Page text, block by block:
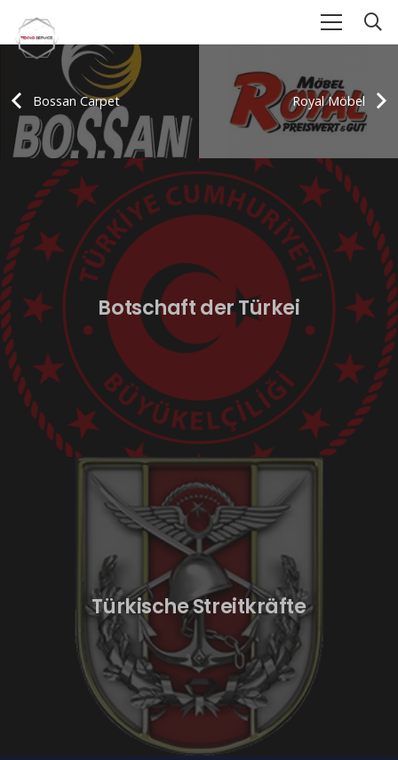
Bossan Carpet Royal Möbel
Botschaft der Türkei
Türkische Streitkräfte